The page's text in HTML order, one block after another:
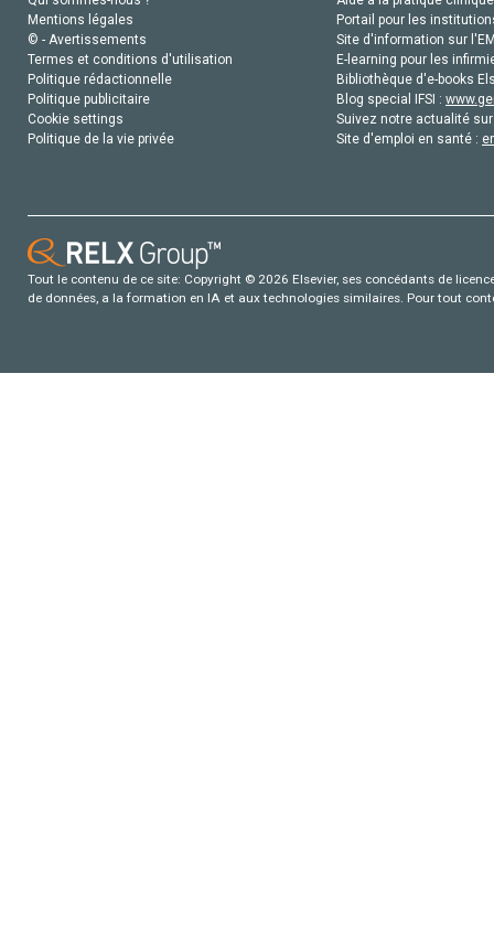
Mentions légales
© - Avertissements
Termes et conditions d'utilisation
Politique rédactionnelle
Politique publicitaire
Cookie settings
Politique de la vie privée
Portail pour les
Site d'information sur
E-learning pour les
Bibliothèque d'e-books
Blog special IFSI :
Suivez notre actualité
Site d'emploi en santé :
Tout le contenu de ce site: Copyright © 2026 Elsevier, ses concédants de
de données, a la formation en IA et aux technologies similaires. Pour tout